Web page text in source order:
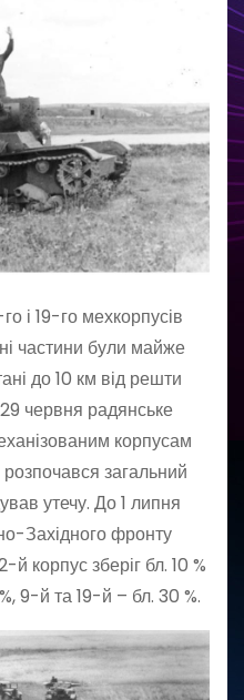
і 19-го мехкорпусів
частини були майже
до 10 км від решти
червня радянське
корпусам
загальний
утечу. До 1 липня
Західного фронту
корпус зберіг бл. 10 %
9-й та 19-й – бл. 30 %.